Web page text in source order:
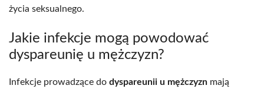
życia seksualnego.
Jakie infekcje mogą powodować
dyspareunię u mężczyzn?
Infekcje prowadzące do dyspareunii u mężczyzn mają